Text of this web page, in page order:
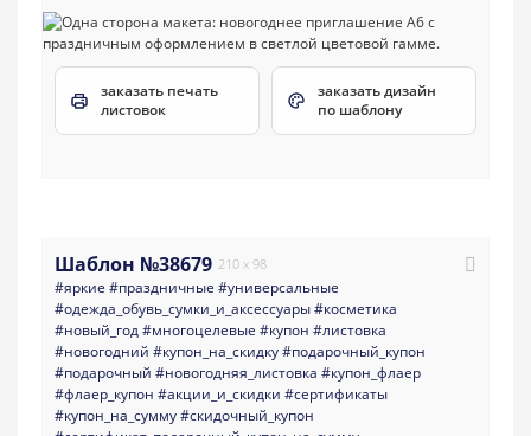
заказать печать
листовок
заказать дизайн
по шаблону
Шаблон №38679 210 x 98
#яркие #праздничные #универсальные
#одежда_обувь_сумки_и_аксессуары#косметика
#новый_год#многоцелевые #купон #листовка
#новогодний #купон_на_скидку#подарочный_купон
#подарочный #новогодняя_листовка #купон_флаер
#флаер_купон #акции_и_скидки #сертификаты
#купон_на_сумму#скидочный_купон